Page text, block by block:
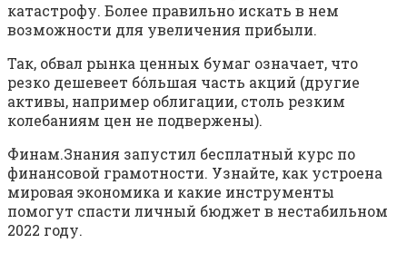
катастрофу. Более правильно искать в нем
возможности для увеличения прибыли.
Так, обвал рынка ценных бумаг означает, что
резко дешевеет бо́льшая часть акций (другие
активы, например облигации, столь резким
колебаниям цен не подвержены).
Финам.Знания запустил бесплатный курс по
финансовой грамотности. Узнайте, как устроена
мировая экономика и какие инструменты
помогут спасти личный бюджет в нестабильном
2022 году.